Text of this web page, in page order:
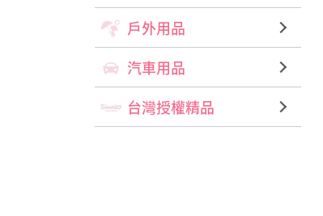
戶外用品
汽車用品
台灣授權精品